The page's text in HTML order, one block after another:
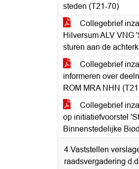
steden (T21-70)
Collegebrief
Hilversum ALV VNG
sturen aan de
Collegebrief
informeren over
ROM MRA NHN
Collegebrief
op initiatiefvoorstel
Binnenstedelijke
4 Vaststellen
raadsvergadering